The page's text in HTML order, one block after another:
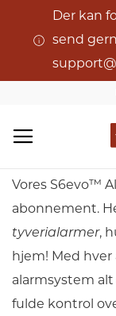
Der kan
send
Vores S6evo™
abonnement.
tyverialarmer,
hjem! Med
alarmsystem
fulde kontrol